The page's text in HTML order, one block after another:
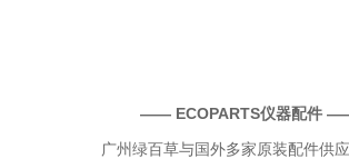
—— ECOPARTS仪器配件
广州绿百草与国外多家原装配件供